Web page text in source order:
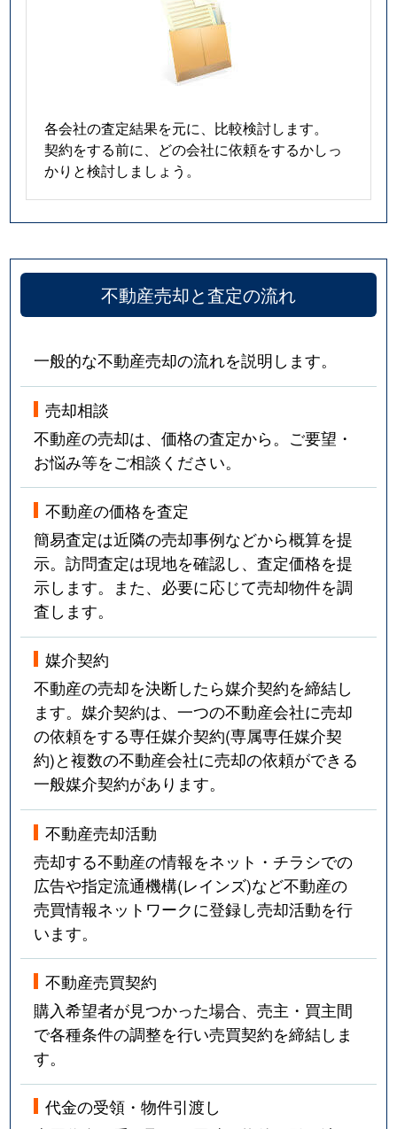
各会社の査定結果を元に、比較検討します。
契約をする前に、どの会社に依頼をするかしっ
かりと検討しましょう。
不動産売却と査定の流れ
一般的な不動産売却の流れを説明します。
売却相談
不動産の売却は、価格の査定から。ご要望・
お悩み等をご相談ください。
不動産の価格を査定
簡易査定は近隣の売却事例などから概算を提
示。訪問査定は現地を確認し、査定価格を提
示します。また、必要に応じて売却物件を調
査します。
媒介契約
不動産の売却を決断したら媒介契約を締結し
ます。媒介契約は、一つの不動産会社に売却
の依頼をする専任媒介契約(専属専任媒介契
約)と複数の不動産会社に売却の依頼ができる
一般媒介契約があります。
不動産売却活動
売却する不動産の情報をネット・チラシでの
広告や指定流通機構(レインズ)など不動産の
売買情報ネットワークに登録し売却活動を行
います。
不動産売買契約
購入希望者が見つかった場合、売主・買主間
で各種条件の調整を行い売買契約を締結しま
す。
代金の受領・物件引渡し